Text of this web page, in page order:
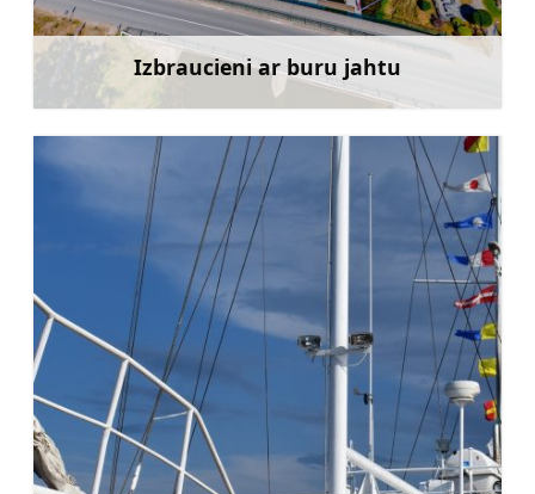
Izbraucieni ar buru jahtu
Uzzināt vairāk